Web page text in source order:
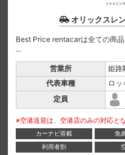
オリックスレ
Best Price rentacarは全ての商品
...
営業所
姫路
代表車種
ロッ
定員
※空港送迎は、空港店のみの対応と
カーナビ搭載 免
利用者割